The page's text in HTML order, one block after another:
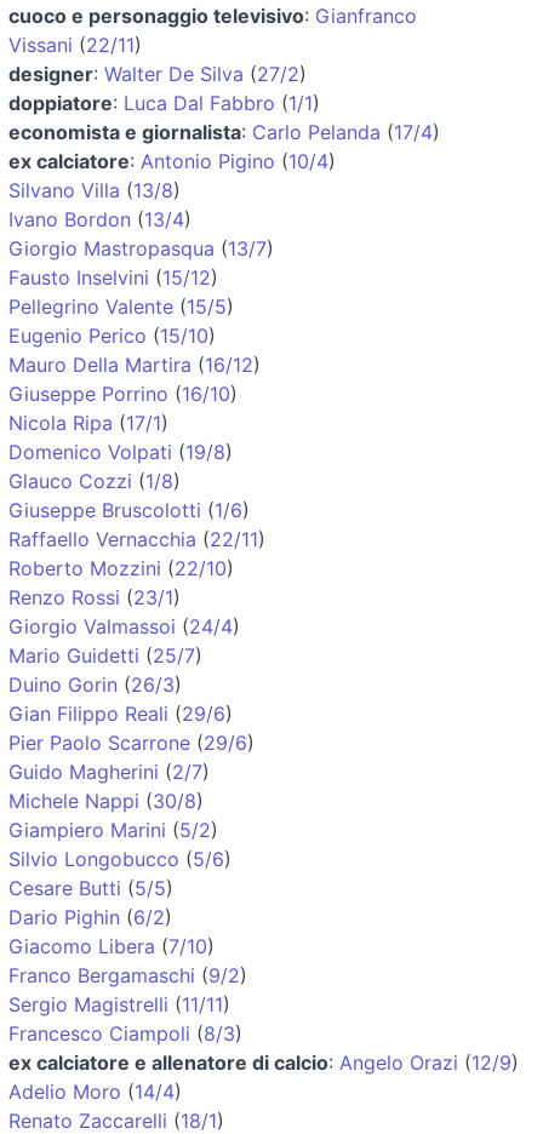
cuoco e personaggio televisivo: Gianfranco
Vissani (22/11)
designer: Walter De Silva (27/2)
doppiatore: Luca Dal Fabbro (1/1)
economista e giornalista: Carlo Pelanda (17/4)
ex calciatore: Antonio Pigino (10/4)
Silvano Villa (13/8)
Ivano Bordon (13/4)
Giorgio Mastropasqua (13/7)
Fausto Inselvini (15/12)
Pellegrino Valente (15/5)
Eugenio Perico (15/10)
Mauro Della Martira (16/12)
Giuseppe Porrino (16/10)
Nicola Ripa (17/1)
Domenico Volpati (19/8)
Glauco Cozzi (1/8)
Giuseppe Bruscolotti (1/6)
Raffaello Vernacchia (22/11)
Roberto Mozzini (22/10)
Renzo Rossi (23/1)
Giorgio Valmassoi (24/4)
Mario Guidetti (25/7)
Duino Gorin (26/3)
Gian Filippo Reali (29/6)
Pier Paolo Scarrone (29/6)
Guido Magherini (2/7)
Michele Nappi (30/8)
Giampiero Marini (5/2)
Silvio Longobucco (5/6)
Cesare Butti (5/5)
Dario Pighin (6/2)
Giacomo Libera (7/10)
Franco Bergamaschi (9/2)
Sergio Magistrelli (11/11)
Francesco Ciampoli (8/3)
ex calciatore e allenatore di calcio: Angelo Orazi (12/9)
Adelio Moro (14/4)
Renato Zaccarelli (18/1)